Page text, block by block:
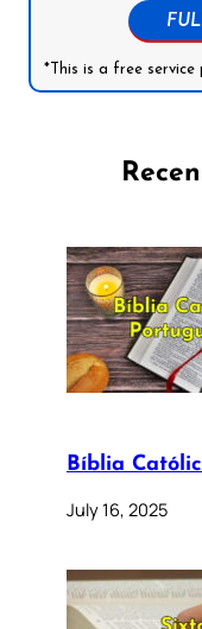
*This is a free
Bíblia
July 16, 2025